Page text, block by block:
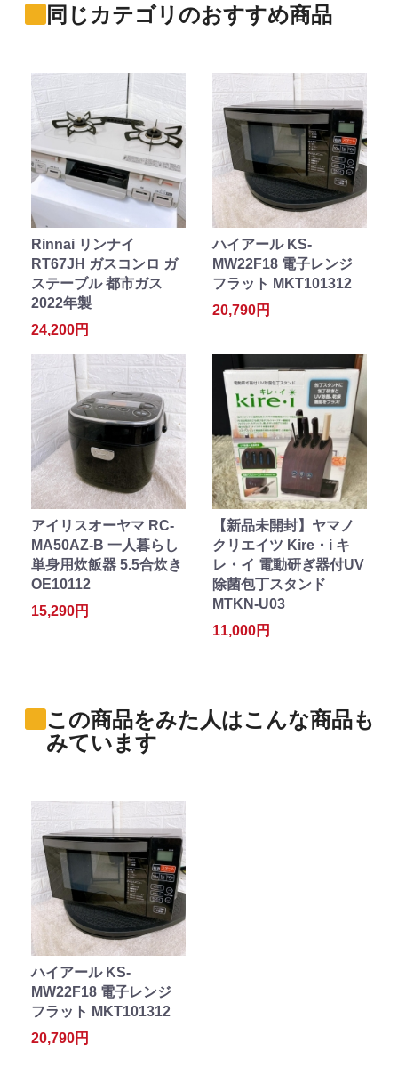
同じカテゴリのおすすめ商品
Rinnai リンナイ
RT67JH ガスコンロ ガ
ステーブル 都市ガス
2022年製
24,200円
ハイアール KS-
MW22F18 電子レンジ
フラット MKT101312
20,790円
アイリスオーヤマ RC-
MA50AZ-B 一人暮らし
単身用炊飯器 5.5合炊き
OE10112
15,290円
【新品未開封】ヤマノ
クリエイツ Kire・i キ
レ・イ 電動研ぎ器付UV
除菌包丁スタンド
MTKN-U03
11,000円
この商品をみた人はこんな商品も
みています
ハイアール KS-
MW22F18 電子レンジ
フラット MKT101312
20,790円